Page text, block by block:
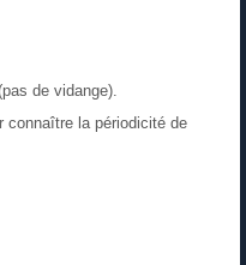
de vidange).
connaître la périodicité de